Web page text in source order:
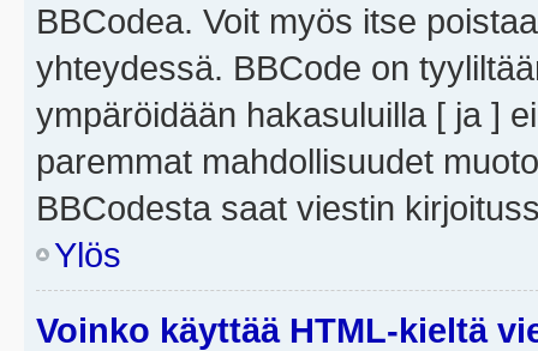
BBCodea. Voit myös itse
yhteydessä. BBCode on
ympäröidään hakasuluilla [ ja ]
paremmat mahdollisuudet
BBCodesta saat viestin
Ylös
Voinko käyttää HTML-kieltä